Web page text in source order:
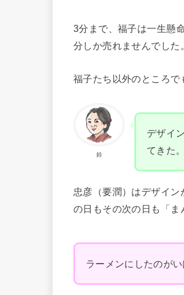
3分まで、福子は一生懸
分しか売れませんでした
福子たち以外のところで
鈴
デザイ
てきた。
忠彦（要潤）はデザイ
の日もその次の日も「ま
ラーメンにしたのが